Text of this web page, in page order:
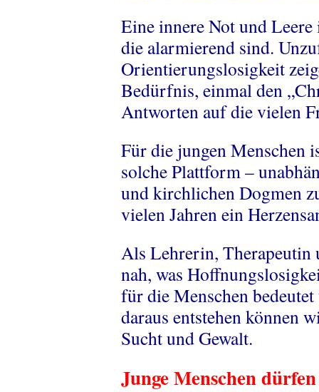
Eine innere Not und
die alarmierend sind.
Orientierungslosigkeit
Bedürfnis, einmal den
Antworten auf die vielen
Für die jungen Menschen
solche Plattform –
und kirchlichen Dogmen
vielen Jahren ein
Als Lehrerin, Therapeutin
nah, was
für die Menschen
daraus entstehen können
Sucht und Gewalt.
Junge Menschen dürfen